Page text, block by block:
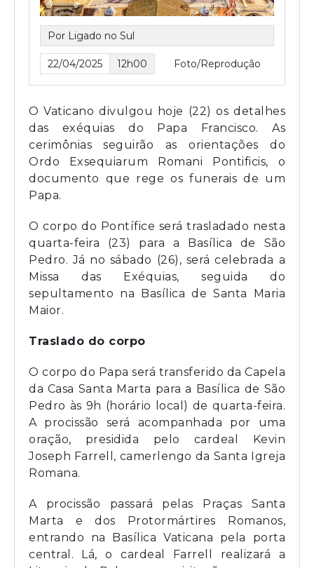
Por Ligado no Sul
22/04/2025 12h00 Foto/Reprodução
O Vaticano divulgou hoje (22) os detalhes
das exéquias do Papa Francisco. As
cerimônias seguirão as orientações do
Ordo Exsequiarum Romani Pontificis, o
documento que rege os funerais de um
Papa.
O corpo do Pontífice será trasladado nesta
quarta-feira (23) para a Basílica de São
Pedro. Já no sábado (26), será celebrada a
Missa das Exéquias, seguida do
sepultamento na Basílica de Santa Maria
Maior.
Traslado do corpo
O corpo do Papa será transferido da Capela
da Casa Santa Marta para a Basílica de São
Pedro às 9h (horário local) de quarta-feira.
A procissão será acompanhada por uma
oração, presidida pelo cardeal Kevin
Joseph Farrell, camerlengo da Santa Igreja
Romana.
A procissão passará pelas Praças Santa
Marta e dos Protormártires Romanos,
entrando na Basílica Vaticana pela porta
central. Lá, o cardeal Farrell realizará a